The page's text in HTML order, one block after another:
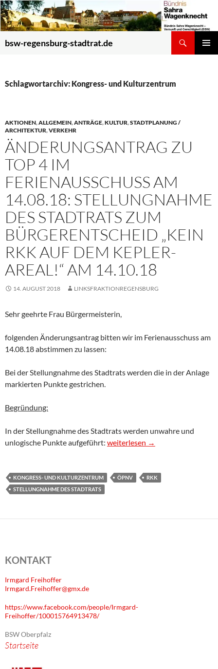
Zum
Inhalt
springen
bsw-regensburg-stadtrat.de
Schlagwortarchiv: Kongress- und Kulturzentrum
AKTIONEN,ALLGEMEIN,ANTRÄGE,KULTUR,STADTPLANUNG /
ARCHITEKTUR,VERKEHR
ÄNDERUNGSANTRAG ZU
TOP 4 IM
FERIENAUSSCHUSS AM
14.08.18: STELLUNGNAHME
DES STADTRATS ZUM
BÜRGERENTSCHEID „KEIN
RKK AUF DEM KEPLER-
AREAL!“ AM 14.10.18
14. AUGUST 2018 LINKSFRAKTIONREGENSBURG
Sehr geehrte Frau Bürgermeisterin,
folgenden Änderungsantrag bitten wir im Ferienausschuss am
14.08.18 abstimmen zu lassen:
Bei der Stellungnahme des Stadtrats werden die in der Anlage
markierten Punkte gestrichen.
Begründung:
In der Stellungnahme des Stadtrats werden unwahre und
unlogische Punkte aufgeführt: Änderungsantrag zu TOP 4 im
weiterlesen →
KONGRESS- UND KULTURZENTRUM ÖPNV
RKK
STELLUNGNAHME DES STADTRATS
KONTAKT
Irmgard Freihoffer
Irmgard.Freihoffer@gmx.de
https://www.facebook.com/people/Irmgard-
Freihoffer/100015764913478/
BSW Oberpfalz
Startseite